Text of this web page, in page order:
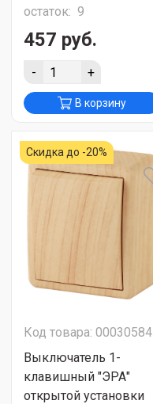
остаток: 9
457 руб.
- +
В корзину
Скидка до -20%
Код товара: 00030584
Выключатель 1-
клавишный "ЭРА"
открытой установки